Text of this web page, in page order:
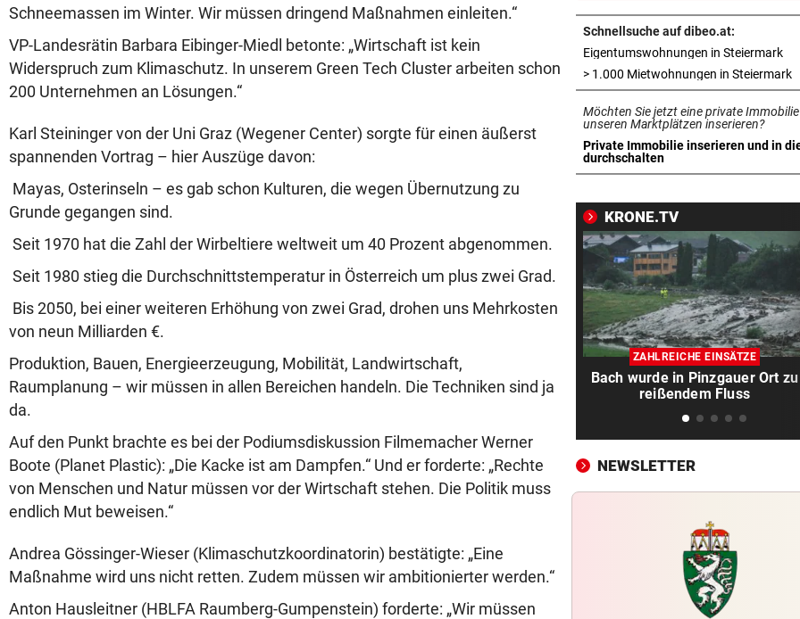
Schneemassen im Winter. Wir müssen dringend Maßnahmen einleiten.“
VP-Landesrätin Barbara Eibinger-Miedl betonte: „Wirtschaft ist kein
Widerspruch zum Klimaschutz. In unserem Green Tech Cluster arbeiten schon
200 Unternehmen an Lösungen.“
Karl Steininger von der Uni Graz (Wegener Center) sorgte für einen äußerst
spannenden Vortrag – hier Auszüge davon:
Mayas, Osterinseln – es gab schon Kulturen, die wegen Übernutzung zu
Grunde gegangen sind.
Seit 1970 hat die Zahl der Wirbeltiere weltweit um 40 Prozent abgenommen.
Seit 1980 stieg die Durchschnittstemperatur in Österreich um plus zwei Grad.
Bis 2050, bei einer weiteren Erhöhung von zwei Grad, drohen uns Mehrkosten
von neun Milliarden €.
Produktion, Bauen, Energieerzeugung, Mobilität, Landwirtschaft,
Raumplanung – wir müssen in allen Bereichen handeln. Die Techniken sind ja
da.
Auf den Punkt brachte es bei der Podiumsdiskussion Filmemacher Werner
Boote (Planet Plastic): „Die Kacke ist am Dampfen.“ Und er forderte: „Rechte
von Menschen und Natur müssen vor der Wirtschaft stehen. Die Politik muss
endlich Mut beweisen.“
Andrea Gössinger-Wieser (Klimaschutzkoordinatorin) bestätigte: „Eine
Maßnahme wird uns nicht retten. Zudem müssen wir ambitionierter werden.“
Anton Hausleitner (HBLFA Raumberg-Gumpenstein) forderte: „Wir müssen
Sportboss Katzer: „Fahren
superhappy nach Hause“
ORKAN, KEIN STROM & CO vor 2
Skurrilitäten in der Red Bull
häufen sich
WASSERSPRINGEN vor 3
Knoll bei EM Achter vom
SCHON NÄCHSTE SAISON vor
F1-Boss verrät: Es wird mehr
Sprintrennen geben
FREISPRÜCHE REGEN AUF vor
Katzentöter-Anwalt: „Nie so
Hass begegnet“
TRUMP DROHT:
Lange Haftstrafen für
über Waffenengpässe
Play-off weit auf
MITTEN IN HITZEWELLE
Irre! Salzburg – Pafos wegen
Sintflut unterbrochen
Schnellsuche auf dibeo.at:
Eigentumswohnungen in Steiermarkin
> 1.000 Mietwohnungen in Steiermark
Möchten Sie jetzt eine private
unseren Marktplätzen inserieren?
Private Immobilie inserieren und in
durchschalten
in neuem Tab öffnen
KRONE.TV
ZAHLREICHE EINSÄTZE
Bach wurde in Pinzgauer Ort zu
reißendem Fluss
NEWSLETTER